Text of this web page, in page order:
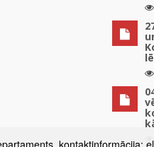
kontaktinformācija: